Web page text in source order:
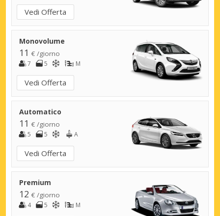
Monovolume
11 € /giorno
Automatico
11 € /giorno
Premium
12 € /giorno
Vedi Offerta
7 5 M
Vedi Offerta
5 5 A
Vedi Offerta
4 5 M